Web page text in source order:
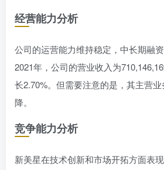
经营能力分析
公司的运营能力维持稳定，中长期融资
2021年，公司的营业收入为
长2.70%。但需要注意的是，其主营
降。
竞争能力分析
新美星在技术创新和市场开拓方面表